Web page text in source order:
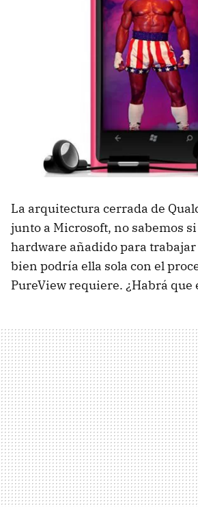
La arquitectura cerrada de
junto a Microsoft, no sabemos
hardware añadido para trabajar
bien podría ella sola con el
PureView requiere. ¿Habrá que